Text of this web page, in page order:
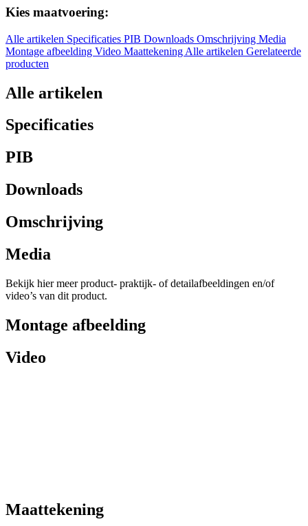
Kies maatvoering:
Alle artikelen Specificaties PIB Downloads Omschrijving Media
Montage afbeelding Video Maattekening Alle artikelen Gerelateerde
producten
Alle artikelen
Specificaties
PIB
Downloads
Omschrijving
Media
Bekijk hier meer product- praktijk- of detailafbeeldingen en/of
video’s van dit product.
Montage afbeelding
Video
Maattekening